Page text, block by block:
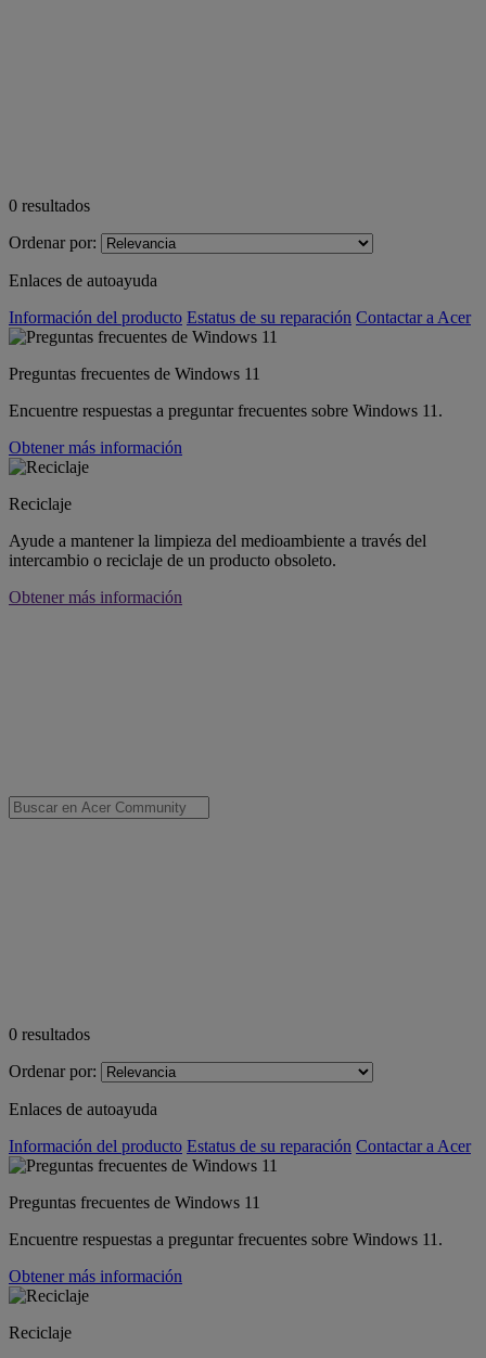
0 resultados
Ordenar por:
Enlaces de autoayuda
Información del producto Estatus de su reparación Contactar a Acer
Preguntas frecuentes de Windows 11
Encuentre respuestas a preguntar frecuentes sobre Windows 11.
Obtener más información
Reciclaje
Ayude a mantener la limpieza del medioambiente a través del
intercambio o reciclaje de un producto obsoleto.
Obtener más información
0 resultados
Ordenar por:
Enlaces de autoayuda
Información del producto Estatus de su reparación Contactar a Acer
Preguntas frecuentes de Windows 11
Encuentre respuestas a preguntar frecuentes sobre Windows 11.
Obtener más información
Reciclaje